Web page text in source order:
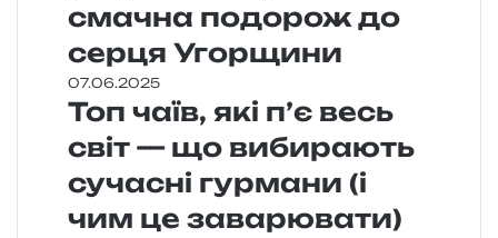
смачна подорож до
серця Угорщини
07.06.2025
Топ чаїв, які п’є весь
світ — що вибирають
сучасні гурмани (і
чим це заварювати)